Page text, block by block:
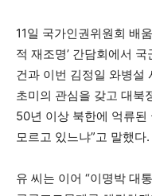
11일 국가인권위원회 배
적 재조명’ 간담회에서
건과 이번 김정일 와병설
초미의 관심을 갖고 대북
50년 이상 북한에 억류
모르고 있느냐”고 말했다.
유 씨는 이어 “이명박 대